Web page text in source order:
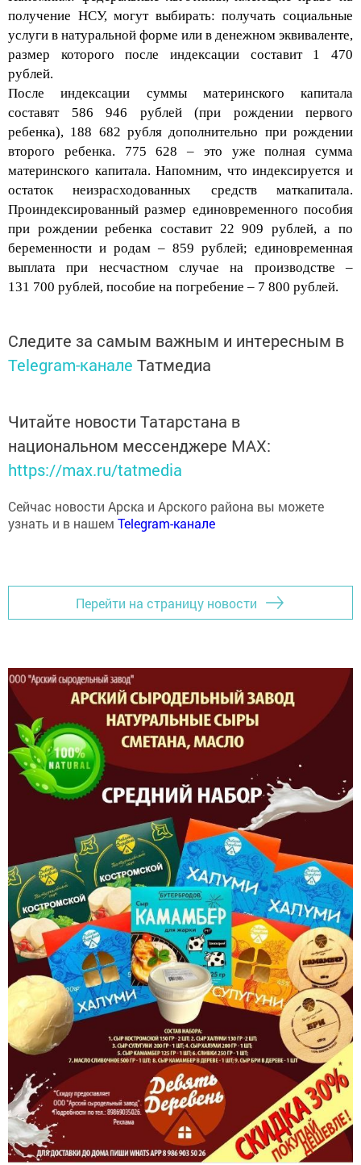
получение НСУ, могут выбирать: получать социальные
услуги в натуральной форме или в денежном эквиваленте,
размер которого после индексации составит 1 470
рублей.
После индексации суммы материнского капитала
составят 586 946 рублей (при рождении первого
ребенка), 188 682 рубля дополнительно при рождении
второго ребенка. 775 628 – это уже полная сумма
материнского капитала. Напомним, что индексируется и
остаток неизрасходованных средств маткапитала.
Проиндексированный размер единовременного пособия
при рождении ребенка составит 22 909 рублей, а по
беременности и родам – 859 рублей; единовременная
выплата при несчастном случае на производстве –
131 700 рублей, пособие на погребение – 7 800 рублей.
Следите за самым важным и интересным в
Telegram-канале Татмедиа
Читайте новости Татарстана в
национальном мессенджере MАХ:
https://max.ru/tatmedia
Сейчас новости Арска и Арского района вы можете
узнать и в нашемTelegram-канале
Перейти на страницу новости